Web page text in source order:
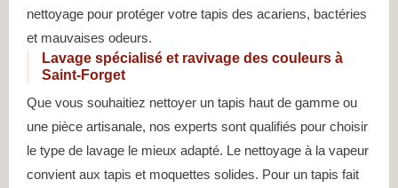
nettoyage pour protéger votre tapis des acariens, bactéries
et mauvaises odeurs.
Lavage spécialisé et ravivage des couleurs à
Saint-Forget
Que vous souhaitiez nettoyer un tapis haut de gamme ou
une pièce artisanale, nos experts sont qualifiés pour choisir
le type de lavage le mieux adapté. Le nettoyage à la vapeur
convient aux tapis et moquettes solides. Pour un tapis fait